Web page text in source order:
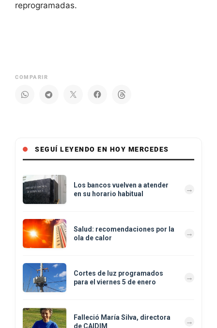
reprogramadas.
COMPARIR
SEGUÍ LEYENDO EN HOY MERCEDES
Los bancos vuelven a atender
en su horario habitual
Salud: recomendaciones por la
ola de calor
Cortes de luz programados
para el viernes 5 de enero
Falleció María Silva, directora
de CAIDIM